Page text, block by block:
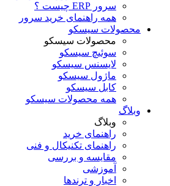
سرور ERP چیست ؟
همه راهنمای خرید سرور
محصولات سیسکو
محصولات سیسکو
سوئیچ سیسکو
لایسنس سیسکو
ماژول سیسکو
کابل سیسکو
همه محصولات سیسکو
وبلاگ
وبلاگ
راهنمای خرید
راهنمای تکنیکال و فنی
مقایسه و بررسی
آموزشی
اخبار و ترندها